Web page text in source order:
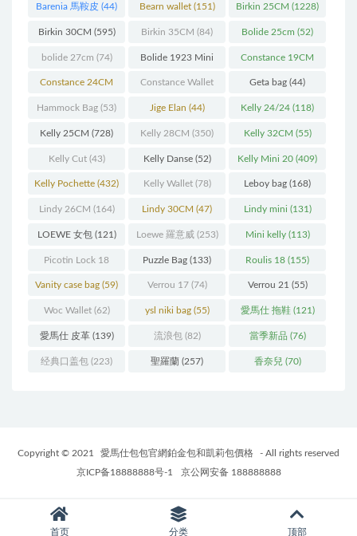
Barenia 馬鞍皮 (44) Bearn wallet(151) Birkin 25CM (1228)
Birkin 30CM (595) Birkin 35CM (84) Bolide 25cm (52)
bolide 27cm (74) Bolide 1923 Mini
(93)
Constance 19CM
(571)
Constance 24CM
(216)
Constance Wallet
(60)
Geta bag (44)
Hammock Bag (53) Jige Elan (44) Kelly 24/24 (118)
Kelly 25CM (728) Kelly 28CM (350) Kelly 32CM (55)
Kelly Cut(43) Kelly Danse(52) Kelly Mini 20 (409)
Kelly Pochette (432) Kelly Wallet(78) Leboy bag (168)
Lindy 26CM (164) Lindy 30CM (47) Lindy mini (131)
LOEWE 女包(121) Loewe 羅意威(253) Mini kelly(113)
Picotin Lock 18
(202)
Puzzle Bag (133) Roulis 18 (155)
Vanity case bag (59) Verrou 17(74) Verrou 21 (55)
Woc Wallet(62) ysl niki bag(55) 愛馬仕 拖鞋(121)
愛馬仕 皮革(139) 流浪包(82) 當季新品 (76)
经典口盖包 (223) 聖羅蘭 (257) 香奈兒 (70)
Copyright © 2021 愛馬仕包包官網鉑金包和凱莉包價格
- All rights reserved
京ICP备18888888号-1
京公网安备 188888888
首页 分类 顶部